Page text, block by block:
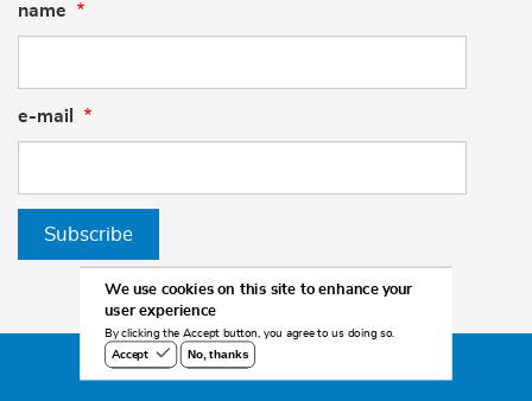
name
e-mail
Subscribe
©2026 Scheldemonitor
We use cookies on this site to enhance your
user experience
By clicking the Accept button, you agree to us doing so.
Accept
No, thanks